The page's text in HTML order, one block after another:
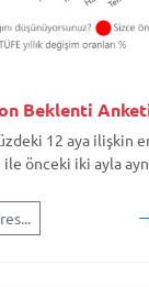
Beklenti
12 aya ilişkin
önceki iki ayla